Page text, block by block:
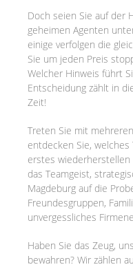
Doch seien Sie auf der
geheimen Agenten
einige verfolgen die
Sie um jeden Preis
Welcher Hinweis führt
Entscheidung zählt in
Zeit!
Treten Sie mit
entdecken Sie,
erstes wiederherstellen
das Teamgeist,
Magdeburg auf die
Freundesgruppen,
unvergessliches
Haben Sie das Zeug,
bewahren? Wir zählen